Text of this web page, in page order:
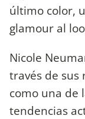
último color,
glamour al
Nicole
través de sus
como una de
tendencias